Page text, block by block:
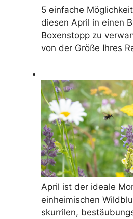
5 einfache
diesen April in einen
Boxenstopp zu
von der Größe Ihres
April ist der ideale
einheimischen
skurrilen,